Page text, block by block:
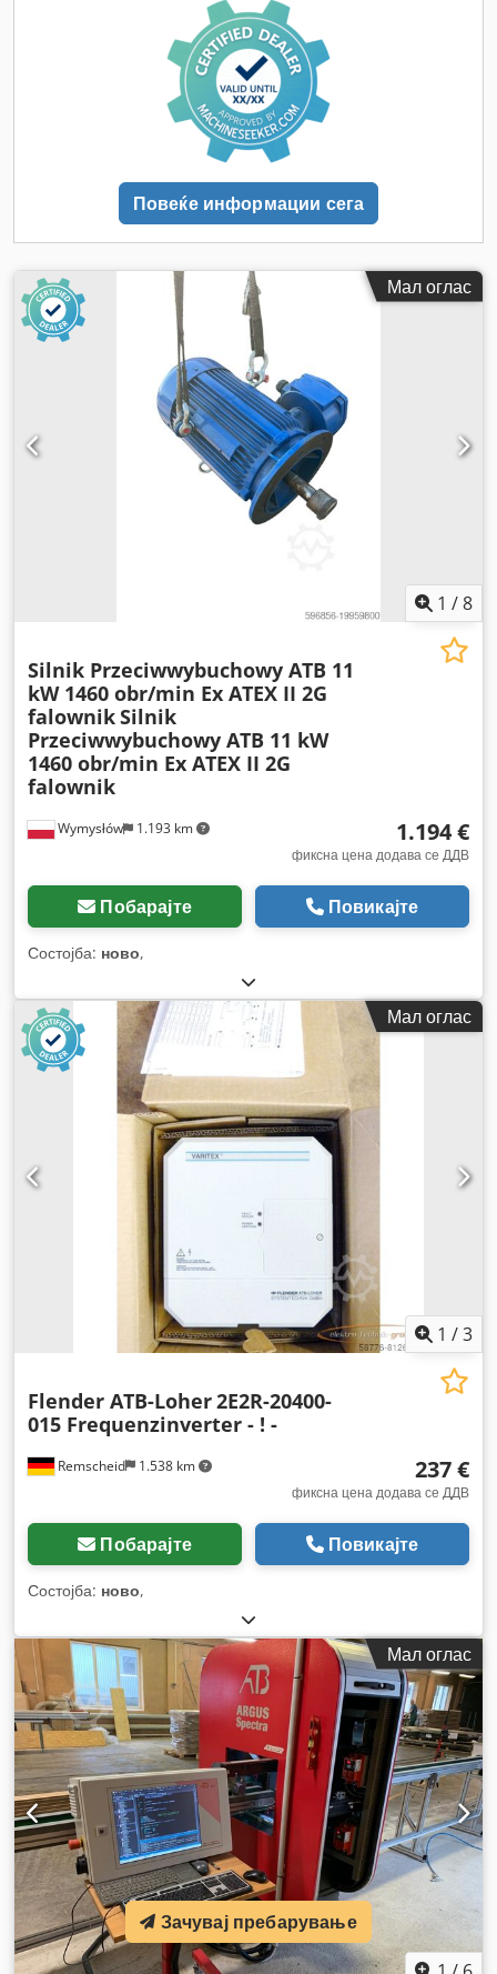
Повеќе информации сега
Мал оглас
1 /8
Wymysłów 1.193 km
Silnik Przeciwwybuchowy ATB 11
kW 1460 obr/min Ex ATEX II 2G
falownikSilnik
Przeciwwybuchowy ATB 11 kW
1460 obr/min Ex ATEX II 2G
falownik
1.194 €
фиксна цена додава се ДДВ
Побарајте Повикајте
Состојба: ново,
Мал оглас
1 /3
Remscheid 1.538 km
Flender ATB-Loher2E2R-20400-
015 Frequenzinverter - ! -
237 €
фиксна цена додава се ДДВ
Побарајте Повикајте
Состојба: ново,
Мал оглас
Зачувај пребарување